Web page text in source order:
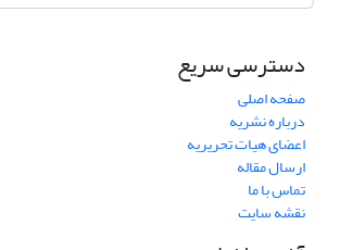
دسترسی سریع
صفحه اصلی
درباره نشریه
اعضای هیات تحریریه
ارسال مقاله
تماس با ما
نقشه سایت